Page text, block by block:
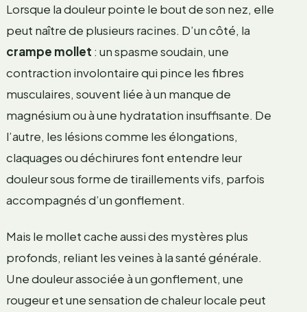
Lorsque la douleur pointe le bout de son nez, elle
peut naître de plusieurs racines. D’un côté, la
crampe mollet : un spasme soudain, une
contraction involontaire qui pince les fibres
musculaires, souvent liée à un manque de
magnésium ou à une hydratation insuffisante. De
l’autre, les lésions comme les élongations,
claquages ou déchirures font entendre leur
douleur sous forme de tiraillements vifs, parfois
accompagnés d’un gonflement.
Mais le mollet cache aussi des mystères plus
profonds, reliant les veines à la santé générale.
Une douleur associée à un gonflement, une
rougeur et une sensation de chaleur locale peut